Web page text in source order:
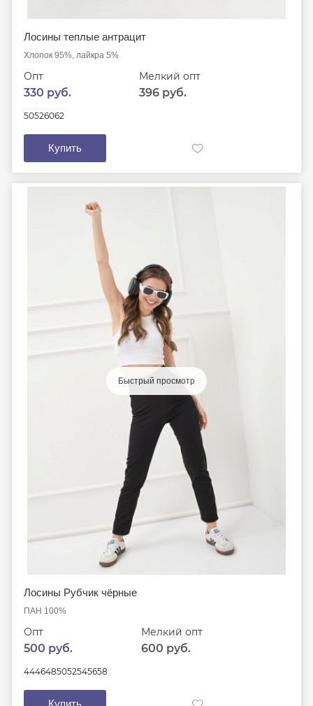
Лосины теплые антрацит
Хлопок 95%, лайкра 5%
Опт Мелкий опт
330 руб. 396 руб.
50526062
Купить
Быстрый просмотр
Лосины Рубчик чёрные
ПАН 100%
Опт Мелкий опт
500 руб. 600 руб.
4446485052545658
Купить